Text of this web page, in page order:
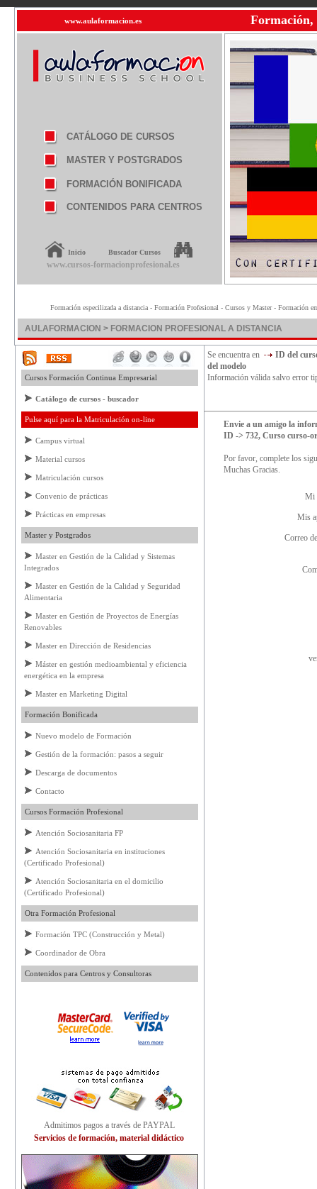
www.aulaformacion.es
CATÁLOGO DE CURSOS
MASTER Y POSTGRADOS
FORMACIÓN BONIFICADA
CONTENIDOS PARA CENTROS
Inicio Buscador Cursos
www.cursos-formacionprofesional.es
Formación especilizada a distancia - Formación Profesional - Cursos y Master - Formación
AULAFORMACION > FORMACION PROFESIONAL A DISTANCIA
Cursos Formación Continua Empresarial
Catálogo de cursos - buscador
Pulse aquí para la Matriculación on-line
Campus virtual
Material cursos
Matriculación cursos
Convenio de prácticas
Prácticas en empresas
Master y Postgrados
Master en Gestión de la Calidad y Sistemas
Integrados
Master en Gestión de la Calidad y Seguridad
Alimentaria
Master en Gestión de Proyectos de Energías
Renovables
Master en Dirección de Residencias
Máster en gestión medioambiental y eficiencia
energética en la empresa
Master en Marketing Digital
Formación Bonificada
Nuevo modelo de Formación
Gestión de la formación: pasos a seguir
Descarga de documentos
Contacto
Cursos Formación Profesional
Atención Sociosanitaria FP
Atención Sociosanitaria en instituciones
(Certificado Profesional)
Atención Sociosanitaria en el domicilio
(Certificado Profesional)
Otra Formación Profesional
Formación TPC (Construcción y Metal)
Coordinador de Obra
Contenidos para Centros y Consultoras
Admitimos pagos a través de PAYPAL
Servicios de formación, material didáctico
Se encuentra en
ID del
del modelo
Información válida salvo error
Envie a un amigo la
ID -> 732, Curso curso-
Por favor, complete los
Muchas Gracias.
Mi
Mis
Correo